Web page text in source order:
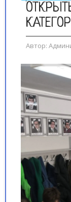
Автор: